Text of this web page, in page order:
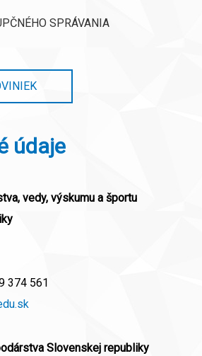
SPRÁVANIA
údaje
vedy, výskumu a športu
374 561
Slovenskej republiky